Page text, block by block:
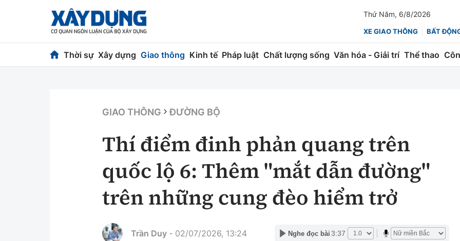
Thứ Năm, 6/8/2026
XE GIAO THÔNG BẤT
Thời sự Xây dựng Giao thông Kinh tế Pháp luật Chất lượng sống Văn hóa - Giải trí Thể thao
Chuyện dọc đường
Chỉ đạo điều hành
Quy hoạch kiến trúc
Vật liệu xây dựng
Giám định chất lượng
Quản lý đô thị
Hàng không
Đường sắt
Đường sắt tốc độ cao
Chứng khoán
Bảo hiểm
Doanh nghiệp
GIAO THÔNG ĐƯỜNG BỘ
Thí điểm đinh phản quang trên
quốc lộ 6: Thêm "mắt dẫn đường"
trên những cung đèo hiểm trở
Trần Duy - 02/07/2026, 13:24 Nghe đọc bài 3:37